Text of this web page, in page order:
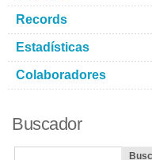
Records
Estadísticas
Colaboradores
Buscador